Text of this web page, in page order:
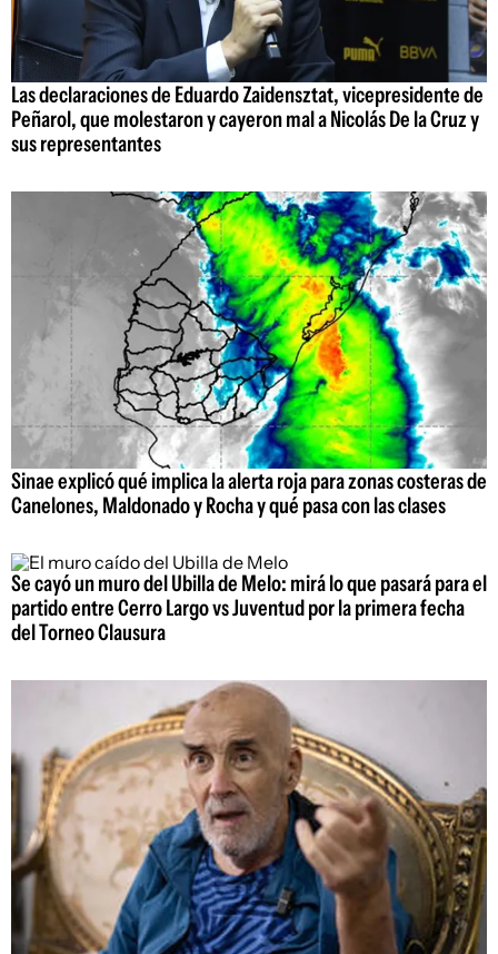
Las declaraciones de Eduardo Zaidensztat, vicepresidente de
Peñarol, que molestaron y cayeron mal a Nicolás De la Cruz y
sus representantes
Sinae explicó qué implica la alerta roja para zonas costeras de
Canelones, Maldonado y Rocha y qué pasa con las clases
Se cayó un muro del Ubilla de Melo: mirá lo que pasará para el
partido entre Cerro Largo vs Juventud por la primera fecha
del Torneo Clausura